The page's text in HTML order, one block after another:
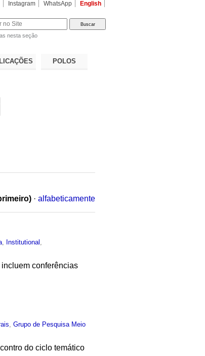
Instagram WhatsApp English
nesta seção
POLOS
· alfabeticamente
Institutional
conferências
,Grupo de Pesquisa Meio
do ciclo temático